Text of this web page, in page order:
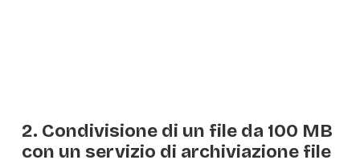
2. Condivisione di un file da 100 MB
con un servizio di archiviazione file